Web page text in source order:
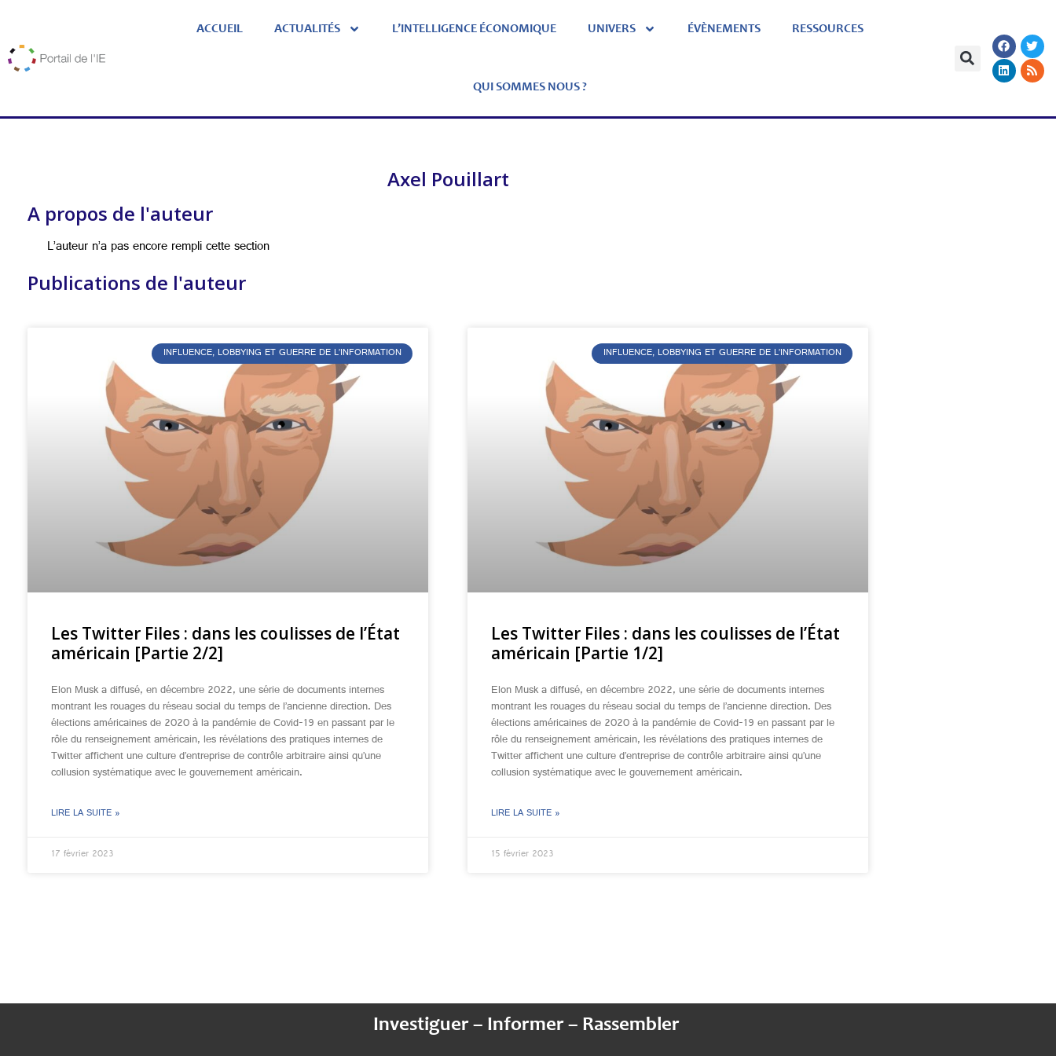
ACCUEIL ACTUALITÉS L’INTELLIGENCE ÉCONOMIQUE UNIVERS ÉVÈNEMENTS RESSOURCES
QUI SOMMES NOUS ?
Axel Pouillart
A propos de l'auteur
L’auteur n’a pas encore rempli cette section
Publications de l'auteur
INFLUENCE, LOBBYING ET GUERRE DE L’INFORMATION
Les Twitter Files : dans les coulisses de l’État
américain [Partie 2/2]
Elon Musk a diffusé, en décembre 2022, une série de documents internes
montrant les rouages du réseau social du temps de l’ancienne direction. Des
élections américaines de 2020 à la pandémie de Covid-19 en passant par le
rôle du renseignement américain, les révélations des pratiques internes de
Twitter affichent une culture d’entreprise de contrôle arbitraire ainsi qu’une
collusion systématique avec le gouvernement américain.
LIRE LA SUITE »
17 février 2023
INFLUENCE, LOBBYING ET GUERRE DE L’INFORMATION
Les Twitter Files : dans les coulisses de l’État
américain [Partie 1/2]
Elon Musk a diffusé, en décembre 2022, une série de documents internes
montrant les rouages du réseau social du temps de l’ancienne direction. Des
élections américaines de 2020 à la pandémie de Covid-19 en passant par le
rôle du renseignement américain, les révélations des pratiques internes de
Twitter affichent une culture d’entreprise de contrôle arbitraire ainsi qu’une
collusion systématique avec le gouvernement américain.
LIRE LA SUITE »
15 février 2023
Investiguer – Informer – Rassembler